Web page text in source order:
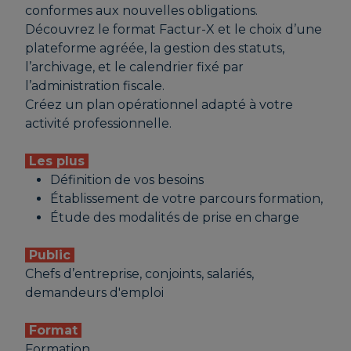
conformes aux nouvelles obligations.
Découvrez le format Factur-X et le choix d’une
plateforme agréée, la gestion des statuts,
l’archivage, et le calendrier fixé par
l’administration fiscale.
Créez un plan opérationnel adapté à votre
activité professionnelle.
Les plus
Définition de vos besoins
Établissement de votre parcours formation,
Étude des modalités de prise en charge
Public
Chefs d’entreprise, conjoints, salariés,
demandeurs d'emploi
Format